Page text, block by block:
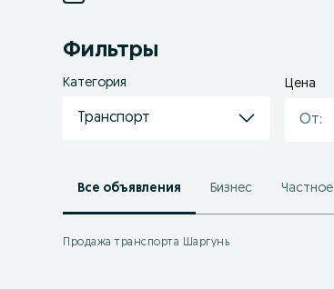
Фильтры
Категория
Транспорт
Цена
Все объявления Бизнес Частное
Продажа транспорта Шаргунь